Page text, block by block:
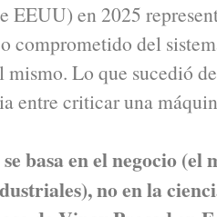
EEUU) en 2025
comprometido del
mismo. Lo que sucedió
entre criticar una
basa en el negocio (el
no en la